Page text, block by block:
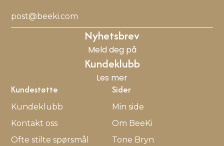
post@beeki.com
Nyhetsbrev
Meld deg på
Kundeklubb
Les mer
Kundestøtte
Kundeklubb
Kontakt oss
Ofte stilte spørsmål
Sider
Min side
Om BeeKi
Tone Bryn